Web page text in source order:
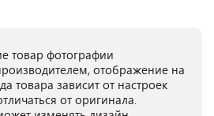
товар фотографии
отображение на
товара зависит от настроек
от оригинала.